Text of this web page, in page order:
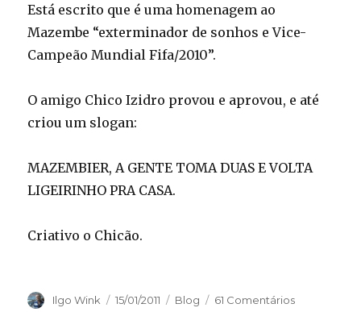
Está escrito que é uma homenagem ao
Mazembe “exterminador de sonhos e Vice-
Campeão Mundial Fifa/2010”.
O amigo Chico Izidro provou e aprovou, e até
criou um slogan:
MAZEMBIER, A GENTE TOMA DUAS E VOLTA
LIGEIRINHO PRA CASA.
Criativo o Chicão.
Autor
Ilgo Wink
Publicado
15/01/2011 Categorias
Blog 61 Comentários